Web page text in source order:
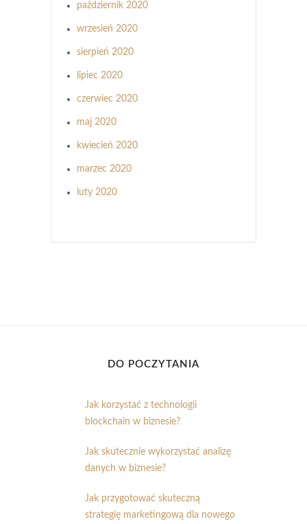
październik 2020
wrzesień 2020
sierpień 2020
lipiec 2020
czerwiec 2020
maj 2020
kwiecień 2020
marzec 2020
luty 2020
DO POCZYTANIA
Jak korzystać z technologii
blockchain w biznesie?
Jak skutecznie wykorzystać analizę
danych w biznesie?
Jak przygotować skuteczną
strategię marketingową dla nowego